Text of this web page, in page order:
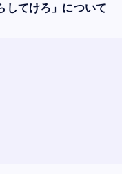
してけろ」について